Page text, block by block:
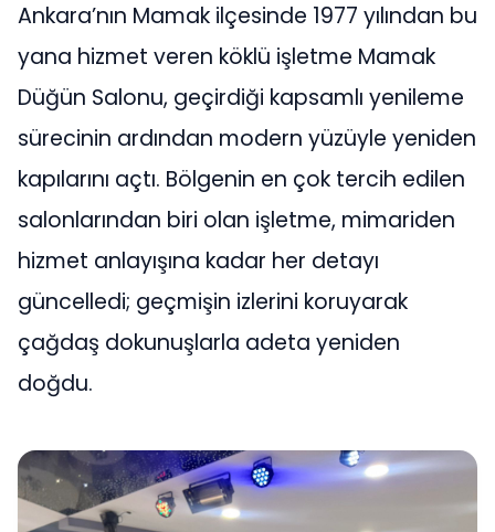
Ankara’nın Mamak ilçesinde 1977 yılından bu
yana hizmet veren köklü işletme Mamak
Düğün Salonu, geçirdiği kapsamlı yenileme
sürecinin ardından modern yüzüyle yeniden
kapılarını açtı. Bölgenin en çok tercih edilen
salonlarından biri olan işletme, mimariden
hizmet anlayışına kadar her detayı
güncelledi; geçmişin izlerini koruyarak
çağdaş dokunuşlarla adeta yeniden
doğdu.